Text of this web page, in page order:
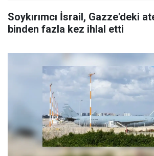
Soykırımcı İsrail, Gazze'deki
binden fazla kez ihlal etti